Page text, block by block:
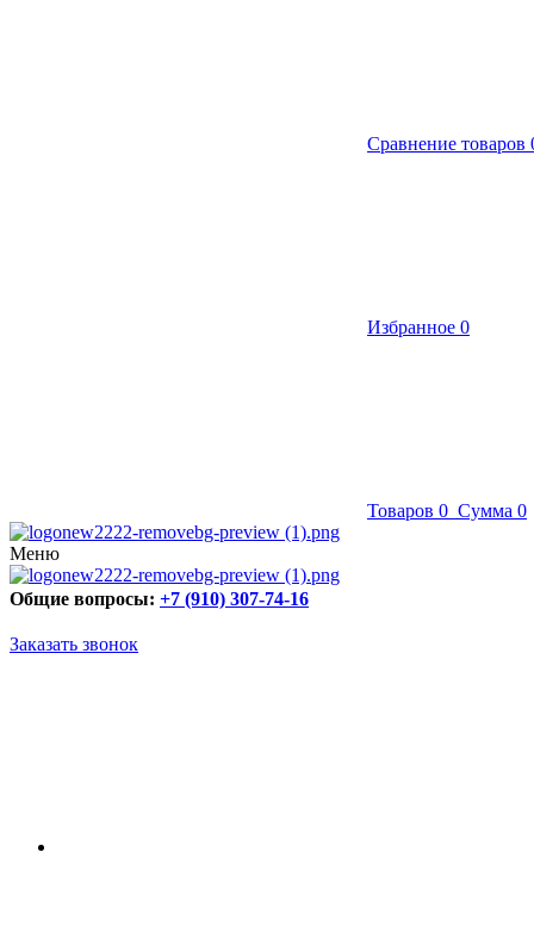
Сравнение товаров
Избранное 0
Товаров 0 Сумма 0
Меню
Общие вопросы: +7 (910) 307-74-16
Заказать звонок